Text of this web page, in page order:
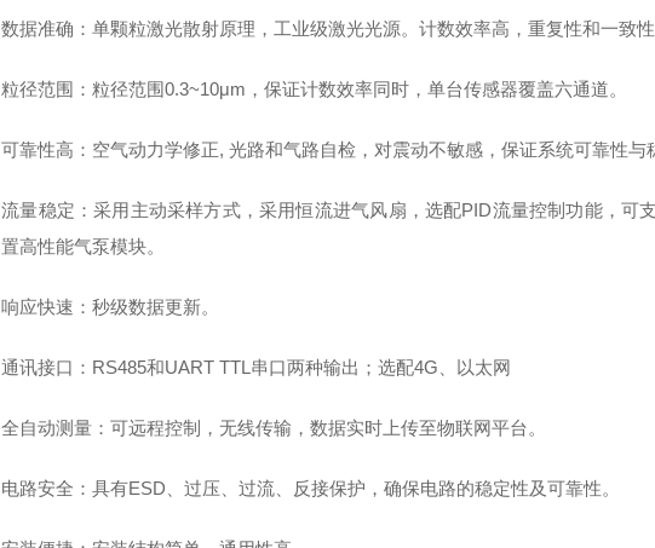
数据准确：单颗粒激光散射原理，工业级激光光源。计数效率高，重复性和一致性
粒径范围：粒径范围0.3~10μm，保证计数效率同时，单台传感器覆盖六通道。
可靠性高：空气动力学修正, 光路和气路自检，对震动不敏感，保证系统可靠性与
流量稳定：采用主动采样方式，采用恒流进气风扇，选配PID流量控制功能，可
置高性能气泵模块。
响应快速：秒级数据更新。
通讯接口：RS485和UART TTL串口两种输出；选配4G、以太网
全自动测量：可远程控制，无线传输，数据实时上传至物联网平台。
电路安全：具有ESD、过压、过流、反接保护，确保电路的稳定性及可靠性。